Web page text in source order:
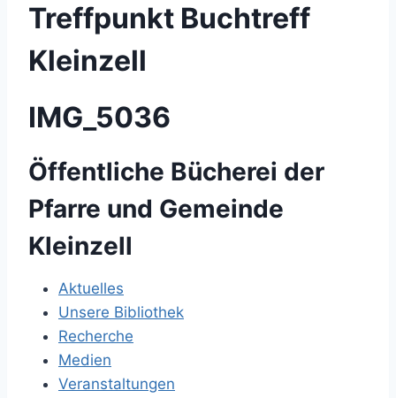
Treffpunkt Buchtreff
Kleinzell
IMG_5036
Öffentliche Bücherei der
Pfarre und Gemeinde
Kleinzell
Aktuelles
Unsere Bibliothek
Recherche
Medien
Veranstaltungen